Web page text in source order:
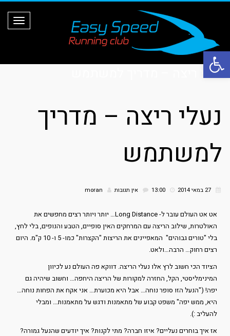
פתח סרגל נגישות
ת
פ
נעלי ריצה – מדריך למשתמש
נעלי ריצה – מדריך
למשתמש
אין תגובות moran
אט אט העולם עובר ל- Long Distance… יותר ויותר רצים מחפשים את
האולטרות, שילוב הריצה עם המרחקים האין סופיים, הטבע והנופים, בלי לחץ,
בלי "טורים גבוהים" המאפיינים את הריצות "הקצרות" כמו- 5 ו- 10 ק"מ. היום
רצים רחוק… הרבה…ולאט.
הציוד הכי חשוב לרץ אלו נעלי הריצה. דווקא פה העולם נע לכיוון
המינימליסטי, הקל, החזרה למקורות של הריצה היחפה… וחשוב שיהיה גם
יפה! ("הנעל הזו סופר נוחה… אבל היא מכוערת… אני אקח את הפחות נוחה…
היא, ממש יפה" משפט קבוע של מתאמנות ודגש על מתאמנות… ומבלי
להעליב :).
אז איך בוחרים נעליים? איזו חברה? מתי לקנות? איך יודעים שהנעל גמורה?